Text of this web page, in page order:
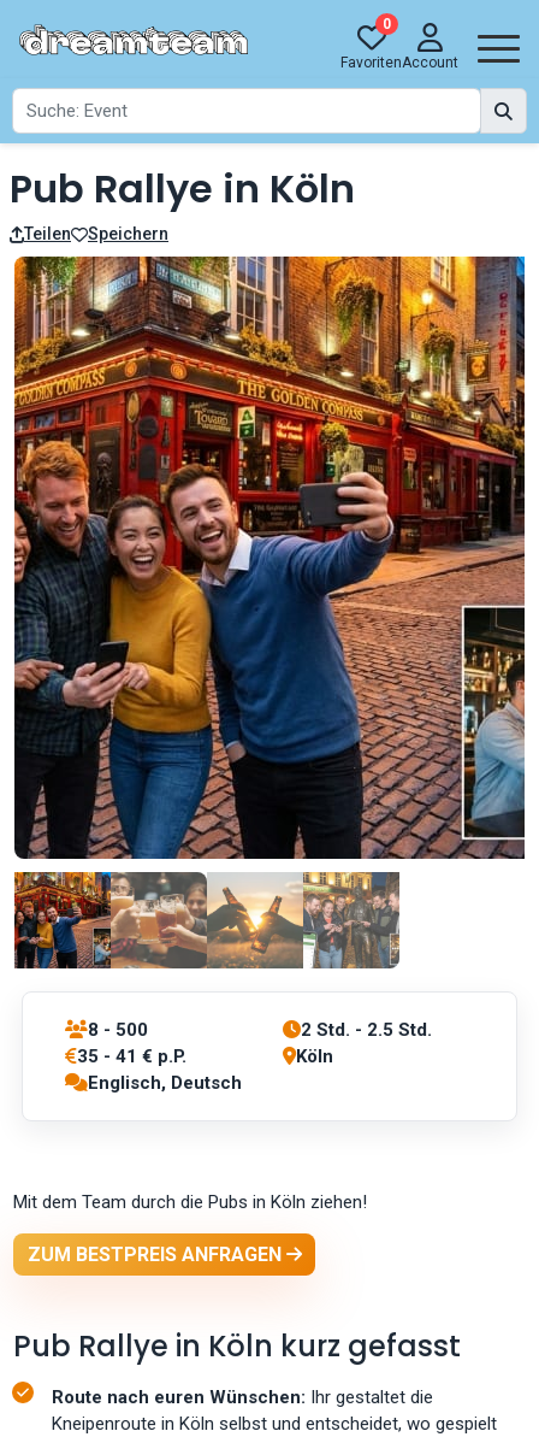
0
FavoritenAccount
Pub Rallye in Köln
Teilen Speichern
8 - 500
2 Std. - 2.5 Std.
35 - 41 € p.P.
Köln
Englisch, Deutsch
Mit dem Team durch die Pubs in Köln ziehen!
ZUM BESTPREIS ANFRAGEN
Pub Rallye in Köln kurz gefasst
Route nach euren Wünschen: Ihr gestaltet die
Kneipenroute in Köln selbst und entscheidet, wo gespielt